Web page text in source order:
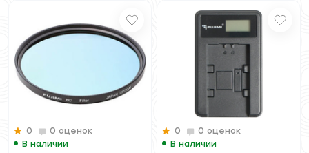
0
0 оценок
В наличии
0
0 оценок
В наличии